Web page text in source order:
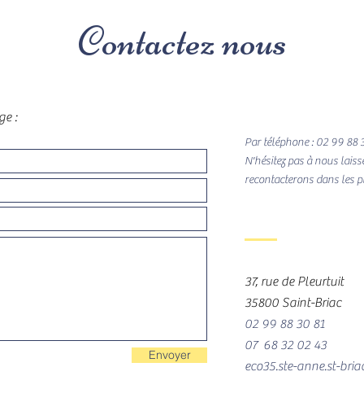
Contactez nous
:
Envoyer
Par téléphone : 02 99 88
N'hésitez pas à nous
recontacterons dans les
37, rue de Pleurtuit
35800 Saint-Briac
02 99 88 30 81
07 68 32 02 43
eco35.ste-anne.st-